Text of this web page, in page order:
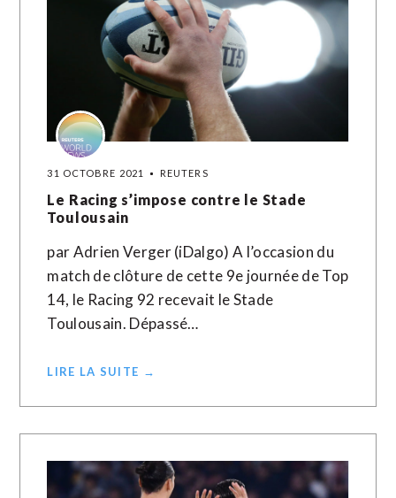
31 OCTOBRE 2021 REUTERS
Le Racing s’impose contre le Stade
Toulousain
par Adrien Verger (iDalgo) A l’occasion du
match de clôture de cette 9e journée de Top
14, le Racing 92 recevait le Stade
Toulousain. Dépassé…
LIRE LA SUITE →